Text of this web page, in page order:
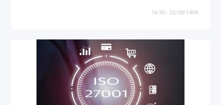
22/08/1404 - 16:30